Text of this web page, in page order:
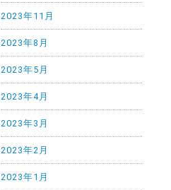
2023年11月
2023年8月
2023年5月
2023年4月
2023年3月
2023年2月
2023年1月